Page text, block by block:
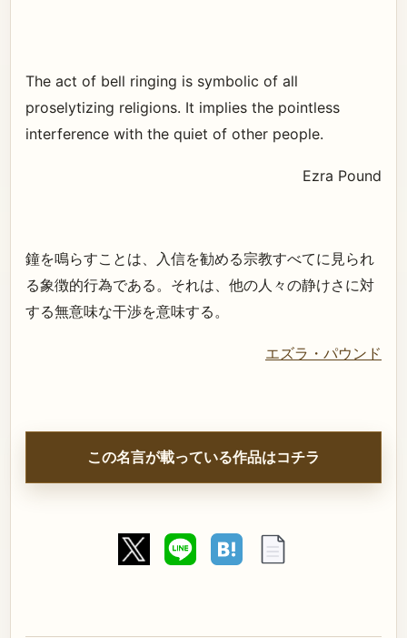
The act of bell ringing is symbolic of all
proselytizing religions. It implies the pointless
interference with the quiet of other people.
Ezra Pound
鐘を鳴らすことは、入信を勧める宗教すべてに見られ
る象徴的行為である。それは、他の人々の静けさに対
する無意味な干渉を意味する。
エズラ・パウンド
この名言が載っている作品はコチラ